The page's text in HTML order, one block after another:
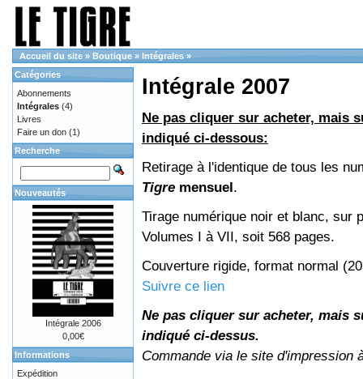
Accueil du site » Boutique » Intégrales »
Intégrale 2007
Ne pas cliquer sur acheter, mais
indiqué ci-dessous:
Retirage à l'identique de tous les
Tigre mensuel.
Tirage numérique noir et blanc, sur
Volumes I à VII, soit 568 pages.
Couverture rigide, format normal
Suivre ce lien
Ne pas cliquer sur acheter, mais
indiqué ci-dessus.
Commande via le site d'impression
Catégories
Abonnements
Intégrales (4)
Livres
Faire un don (1)
Recherche
Nouveautés
Intégrale 2006
0,00€
Informations
Expédition